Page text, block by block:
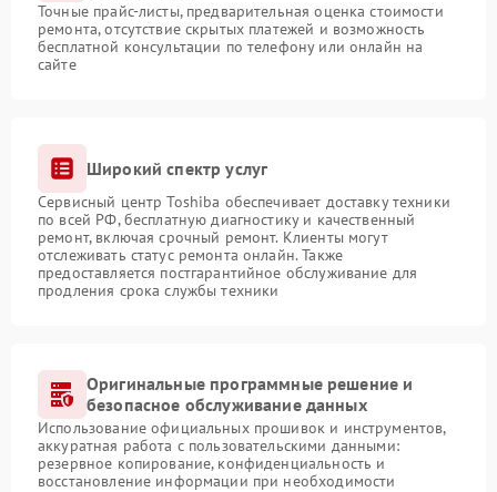
Точные прайс-листы, предварительная оценка стоимости
ремонта, отсутствие скрытых платежей и возможность
бесплатной консультации по телефону или онлайн на
сайте
Широкий спектр услуг
Сервисный центр Toshiba обеспечивает доставку техники
по всей РФ, бесплатную диагностику и качественный
ремонт, включая срочный ремонт. Клиенты могут
отслеживать статус ремонта онлайн. Также
предоставляется постгарантийное обслуживание для
продления срока службы техники
Оригинальные программные решение и
безопасное обслуживание данных
Использование официальных прошивок и инструментов,
аккуратная работа с пользовательскими данными:
резервное копирование, конфиденциальность и
восстановление информации при необходимости